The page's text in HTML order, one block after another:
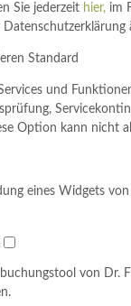
Sie jederzeit hier, im
Standard
und
Option kann nicht
eines Widgets
von Dr.